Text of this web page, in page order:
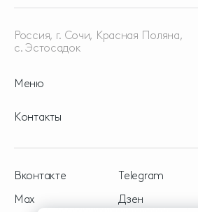
Меню
Россия, г. Сочи, Красная Поляна,
с. Эстосадок
Контакты
Вконтакте
Telegram
Max
Дзен